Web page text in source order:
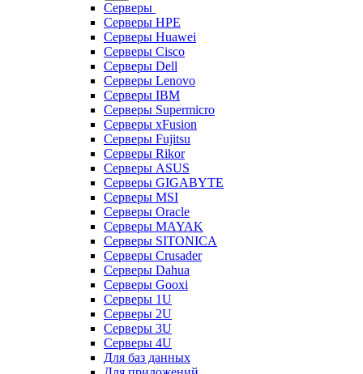
Серверы
Серверы HPE
Серверы Huawei
Серверы Cisco
Серверы Dell
Серверы Lenovo
Серверы IBM
Серверы Supermicro
Серверы xFusion
Серверы Fujitsu
Серверы Rikor
Серверы ASUS
Серверы GIGABYTE
Серверы MSI
Серверы Oracle
Серверы MAYAK
Серверы SITONICA
Серверы Crusader
Серверы Dahua
Серверы Gooxi
Серверы 1U
Серверы 2U
Серверы 3U
Серверы 4U
Для баз данных